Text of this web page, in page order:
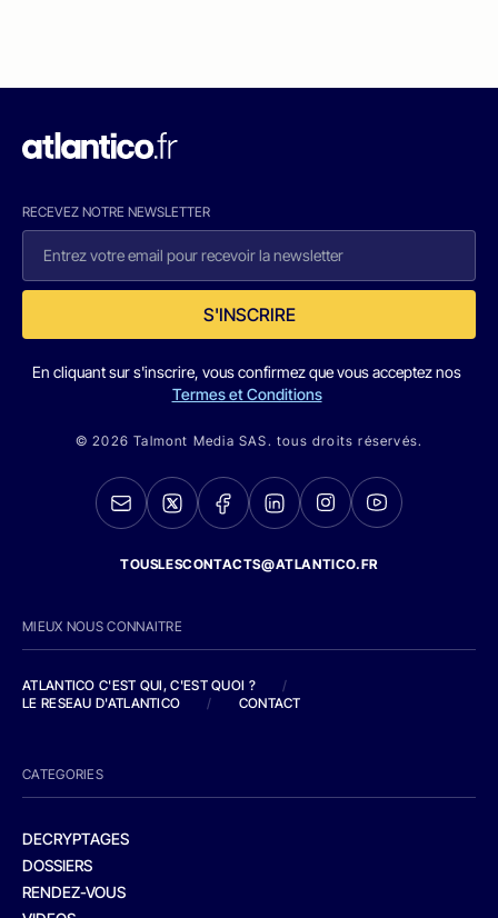
RECEVEZ NOTRE NEWSLETTER
S'INSCRIRE
En cliquant sur s'inscrire, vous confirmez que vous acceptez nos
Termes et Conditions
© 2026 Talmont Media SAS. tous droits réservés.
TOUSLESCONTACTS@ATLANTICO.FR
MIEUX NOUS CONNAITRE
ATLANTICO C'EST QUI, C'EST QUOI ?
/
LE RESEAU D'ATLANTICO
/ CONTACT
CATEGORIES
DECRYPTAGES
DOSSIERS
RENDEZ-VOUS